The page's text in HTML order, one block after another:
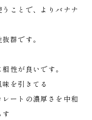
ことで、よりバナナ
群です。
性が良いです。
を引きてる
ートの濃厚さを中和